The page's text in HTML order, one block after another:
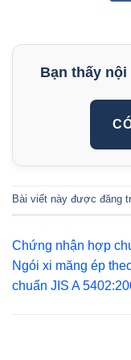
Bạn thấy
Bài viết này được đăng
Chứng nhận hợp
Ngói xi măng ép
chuẩn JIS A